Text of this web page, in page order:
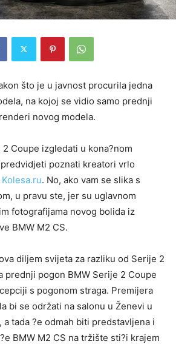
što je u javnost procurila jedna
na kojoj se vidio samo prednji
novog modela.
2 Coupe izgledati u kona?nom
poznati kreatori vrlo
Kolesa.ru. No, ako vam se slika s
u pravu ste, jer su uglavnom
fotografijama novog bolida iz
BMW M2 CS.
diljem svijeta za razliku od Serije 2
prednji pogon BMW Serije 2 Coupe
s pogonom straga. Premijera
bi se održati na salonu u Ženevi u
a tada ?e odmah biti predstavljena i
BMW M2 CS na tržište sti?i krajem